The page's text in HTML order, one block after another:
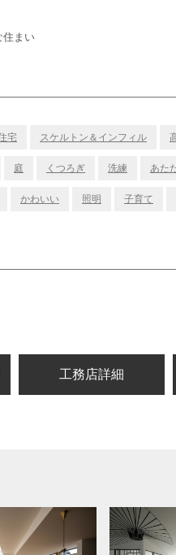
住まい
宅 スケルトン＆インフィル
庭 くつろぎ 洗練 あた
かわいい 照明 子育て
工務店詳細